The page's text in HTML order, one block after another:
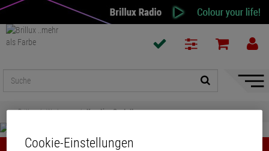
Brillux Werkzeuge Kreative Gestaltung
Cookie-Einstellungen